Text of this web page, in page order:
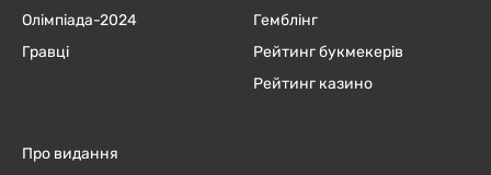
Олімпіада-2024
Гравці
Гемблінг
Рейтинг букмекерів
Рейтинг казино
Про видання